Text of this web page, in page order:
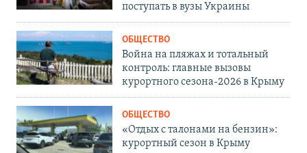
поступать в вузы Украины
ОБЩЕСТВО
Война на пляжах и тотальный
контроль: главные вызовы
курортного сезона-2026 в Крыму
ОБЩЕСТВО
«Отдых с талонами на бензин»:
курортный сезон в Крыму